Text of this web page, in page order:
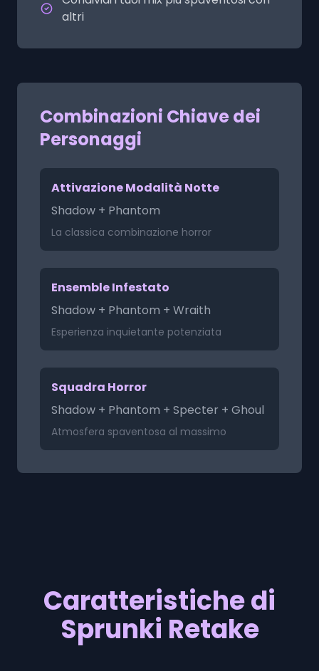
altri
Combinazioni Chiave dei
Personaggi
Attivazione Modalità Notte
Shadow + Phantom
La classica combinazione horror
Ensemble Infestato
Shadow + Phantom + Wraith
Esperienza inquietante potenziata
Squadra Horror
Shadow + Phantom + Specter + Ghoul
Atmosfera spaventosa al massimo
Caratteristiche di
Sprunki Retake